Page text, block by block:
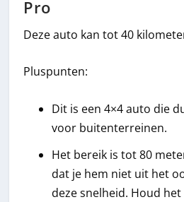
Pro
Deze auto kan tot 40
Pluspunten:
Dit is een 4×4 auto die
voor buitenterreinen.
Het bereik is tot 80
dat je hem niet uit het
deze snelheid. Houd